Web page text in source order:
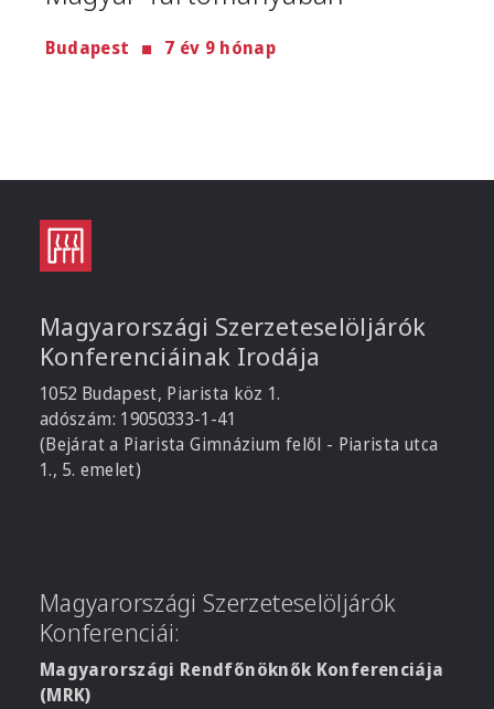
Budapest 7 év 9 hónap
Magyarországi Szerzeteselöljárók
Konferenciáinak Irodája
1052 Budapest, Piarista köz 1.
adószám: 19050333-1-41
(Bejárat a Piarista Gimnázium felől - Piarista utca
1., 5. emelet)
Magyarországi Szerzeteselöljárók
Konferenciái:
Magyarországi Rendfőnöknők Konferenciája
(MRK)